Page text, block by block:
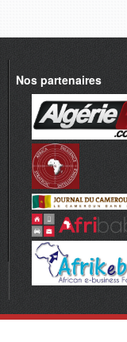
Nos partenaires